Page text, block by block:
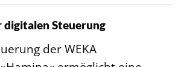
digitalen Steuerung
der WEKA